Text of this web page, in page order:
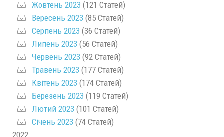
Жовтень 2023 (121 Статей)
Вересень 2023 (85 Статей)
Серпень 2023 (36 Статей)
Липень 2023 (56 Статей)
Червень 2023 (92 Статей)
Травень 2023 (177 Статей)
Квітень 2023 (174 Статей)
Березень 2023 (119 Статей)
Лютий 2023 (101 Статей)
Січень 2023 (74 Статей)
2022